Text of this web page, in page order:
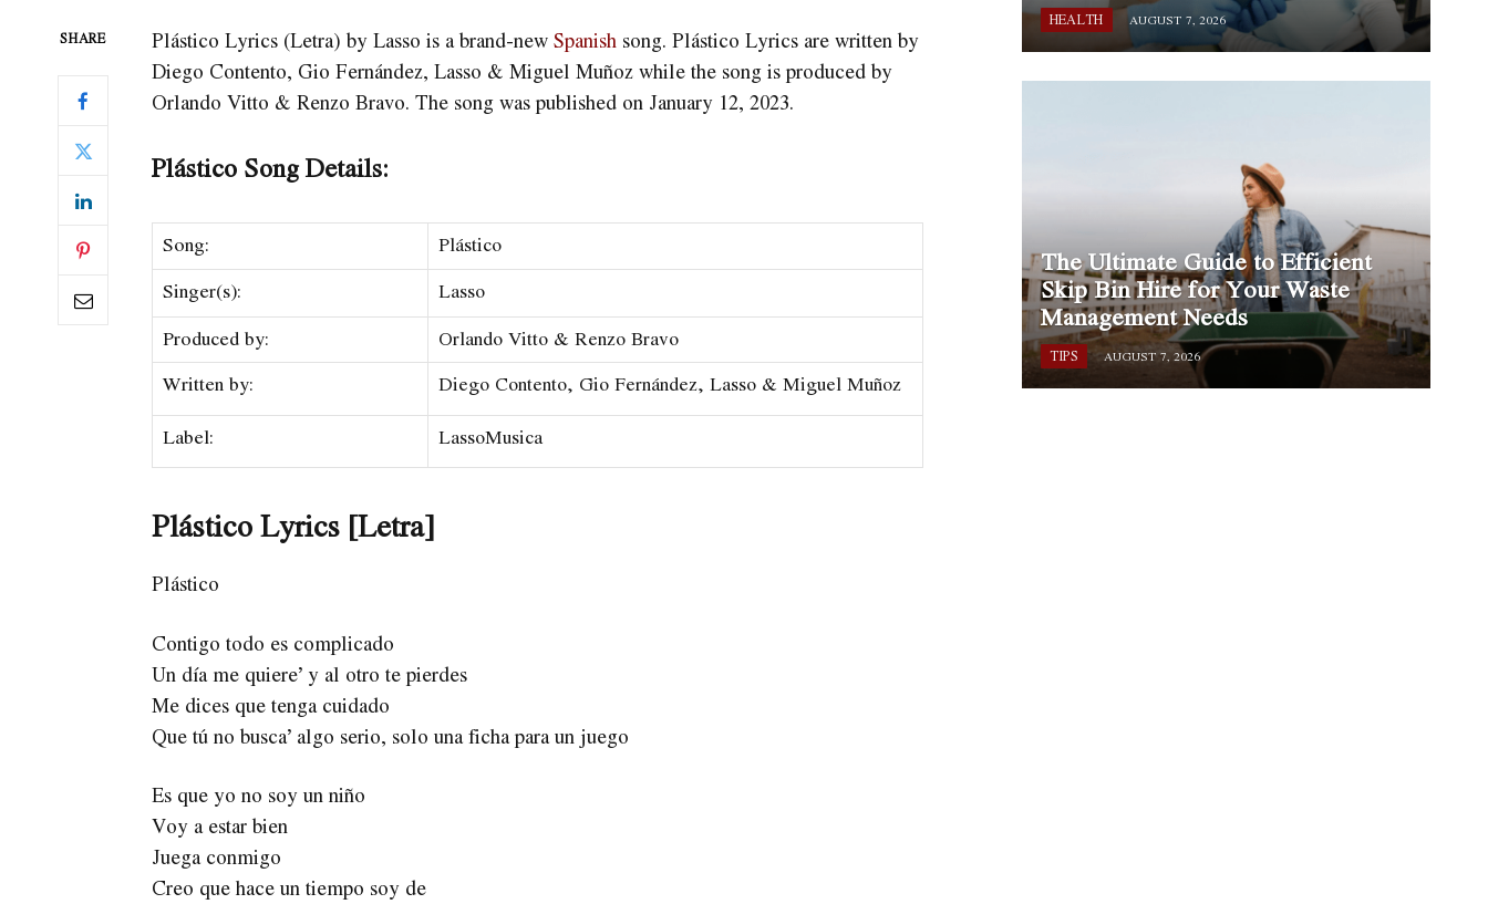
SHARE Plástico Lyrics (Letra) by Lasso is a brand-newSpanishsong. Plástico Lyrics are written by
Diego Contento, Gio Fernández, Lasso & Miguel Muñoz while the song is produced by
Orlando Vitto & Renzo Bravo. The song was published on January 12, 2023.
Plástico Song Details:
Song: Plástico
Singer(s): Lasso
Produced by: Orlando Vitto & Renzo Bravo
Written by: Diego Contento, Gio Fernández, Lasso & Miguel Muñoz
Label: LassoMusica
Plástico Lyrics [Letra]
Plástico
Contigo todo es complicado
Un día me quiere’ y al otro te pierdes
Me dices que tenga cuidado
Que tú no busca’ algo serio, solo una ficha para un juego
Es que yo no soy un niño
Voy a estar bien
Juega conmigo
Creo que hace un tiempo soy de
HEALTH AUGUST 7, 2026
The Ultimate Guide to Efficient
Skip Bin Hire for Your Waste
Management Needs
TIPS AUGUST 7, 2026